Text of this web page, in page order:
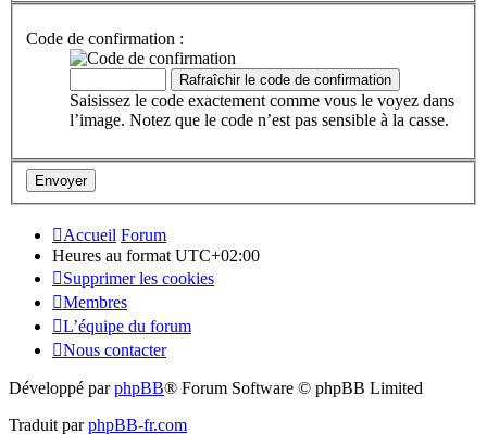
Code de confirmation :
Saisissez le code exactement comme vous le voyez dans
l’image. Notez que le code n’est pas sensible à la casse.
Accueil Forum
Heures au format UTC+02:00
Supprimer les cookies
Membres
L’équipe du forum
Nous contacter
Développé parphpBB® Forum Software © phpBB Limited
Traduit parphpBB-fr.com